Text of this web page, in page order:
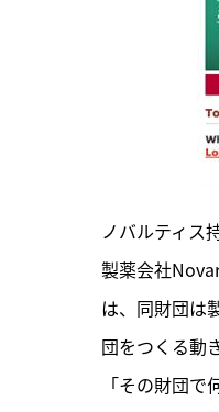
ノバルティス
製薬会社
は、同財団は
団をつくる動
「その財団